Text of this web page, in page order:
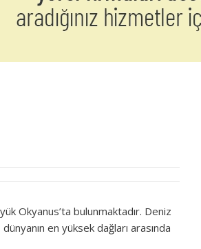
Okyanus’ta bulunmaktadır. Deniz
en yüksek dağları arasında